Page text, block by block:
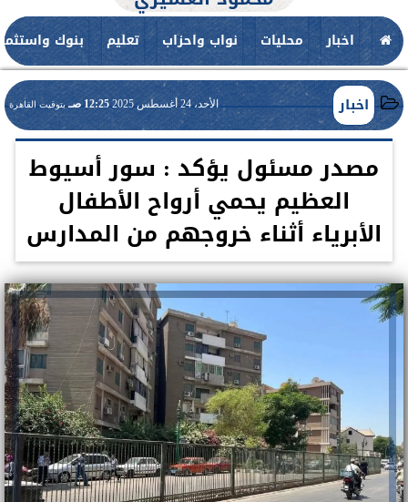
اخبار محليات نواب واحزاب تعليم بنوك
اخبار الأحد، 24 أغسطس 2025 12:25 صـ بتوقيت القاهرة
مصدر مسئول يؤكد : سور أسيوط
العظيم يحمي أرواح الأطفال
الأبرياء أثناء خروجهم من المدارس